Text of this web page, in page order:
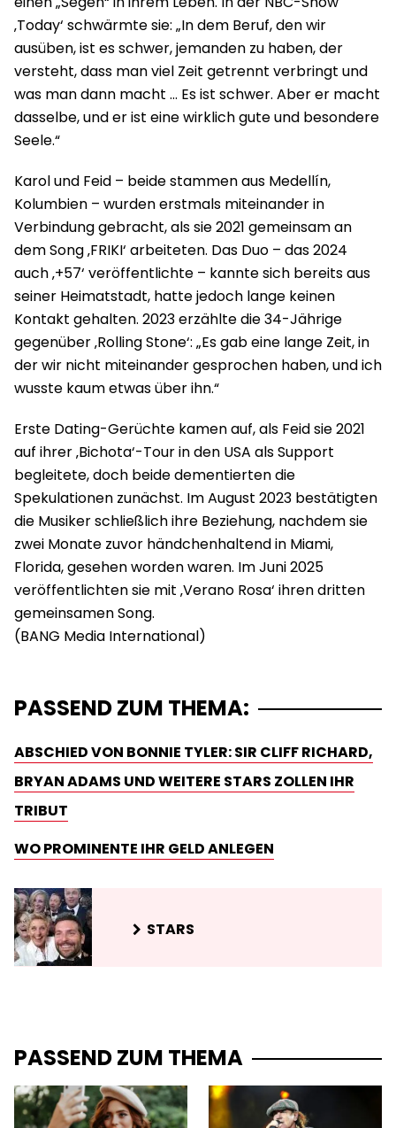
‚Today‘ schwärmte sie: „In dem Beruf, den wir
ausüben, ist es schwer, jemanden zu haben, der
versteht, dass man viel Zeit getrennt verbringt und
was man dann macht … Es ist schwer. Aber er macht
dasselbe, und er ist eine wirklich gute und besondere
Seele.“
Karol und Feid – beide stammen aus Medellín,
Kolumbien – wurden erstmals miteinander in
Verbindung gebracht, als sie 2021 gemeinsam an
dem Song ‚FRIKI‘ arbeiteten. Das Duo – das 2024
auch ‚+57‘ veröffentlichte – kannte sich bereits aus
seiner Heimatstadt, hatte jedoch lange keinen
Kontakt gehalten. 2023 erzählte die 34-Jährige
gegenüber ‚Rolling Stone‘: „Es gab eine lange Zeit, in
der wir nicht miteinander gesprochen haben, und ich
wusste kaum etwas über ihn.“
Erste Dating-Gerüchte kamen auf, als Feid sie 2021
auf ihrer ‚Bichota‘-Tour in den USA als Support
begleitete, doch beide dementierten die
Spekulationen zunächst. Im August 2023 bestätigten
die Musiker schließlich ihre Beziehung, nachdem sie
zwei Monate zuvor händchenhaltend in Miami,
Florida, gesehen worden waren. Im Juni 2025
veröffentlichten sie mit ‚Verano Rosa‘ ihren dritten
gemeinsamen Song.
PASSEND ZUM THEMA:
ABSCHIED VON BONNIE TYLER: SIR CLIFF RICHARD,
BRYAN ADAMS UND WEITERE STARS ZOLLEN IHR
TRIBUT
WO PROMINENTE IHR GELD ANLEGEN
STARS
PASSEND ZUM THEMA